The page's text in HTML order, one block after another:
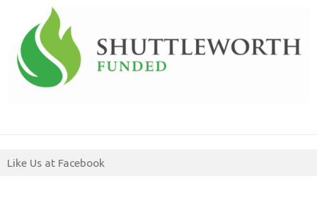
Like Us at Facebook